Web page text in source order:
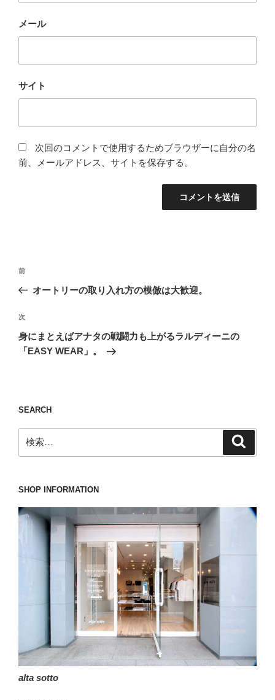
メール
サイト
次回のコメントで使用するためブラウザーに自分の名
前、メールアドレス、サイトを保存する。
投
ナ
ビ
ゲ
ー
前
の
稿
前
オートリーの取り入れ方の模倣は大歓迎。
次
の
投
次
身にまとえばアナタの戦闘力も上がるラルディーニの
「EASY WEAR」。
SEARCH
索:
SHOP INFORMATION
alta sotto